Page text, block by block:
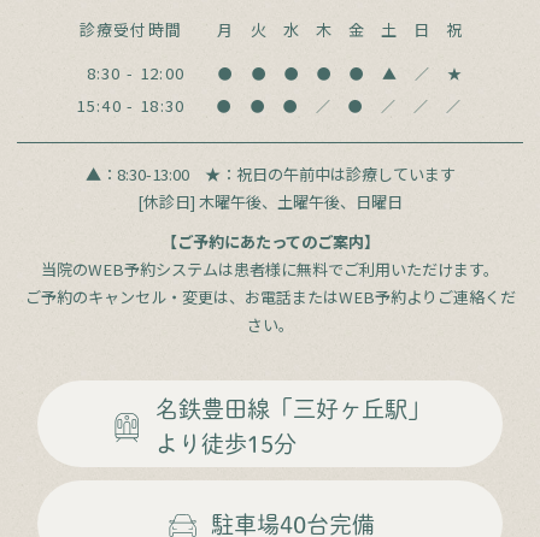
診療受付時間 月 火 水 木 金 土 日
祝
8:30 - 12:00
● ● ● ● ● ▲ ／ ★
15:40 - 18:30 ● ● ● ／ ● ／ ／ ／
▲：8:30-13:00 ★：祝日の午前中は診療しています
[休診日] 木曜午後、土曜午後、日曜日
【ご予約にあたってのご案内】
当院のWEB予約システムは患者様に無料でご利用いただけます。
ご予約のキャンセル・変更は、お電話またはWEB予約よりご連絡くだ
さい。
名鉄豊田線 「三好ヶ丘駅」
より徒歩15分
駐車場40台完備